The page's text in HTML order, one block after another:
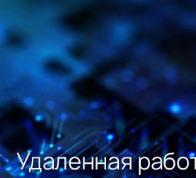
Удаленная